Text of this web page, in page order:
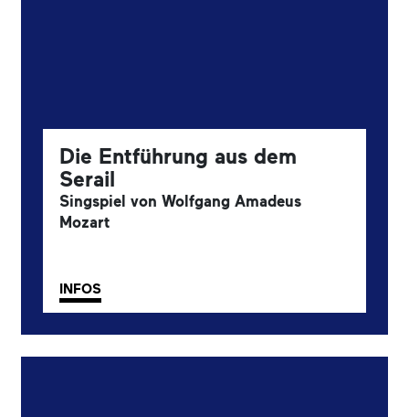
Die Entführung aus dem
Serail
Singspiel von Wolfgang Amadeus
Mozart
INFOS